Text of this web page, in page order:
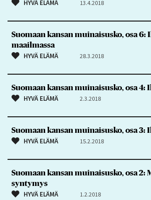
HYVÄ ELÄMÄ 13.4.2018
Suomaan kansan muinaisusko, osa 6:
maailmassa
HYVÄ ELÄMÄ 28.3.2018
Suomaan kansan muinaisusko, osa 4:
HYVÄ ELÄMÄ 2.3.2018
Suomaan kansan muinaisusko, osa 3:
HYVÄ ELÄMÄ 15.2.2018
Suomaan kansan muinaisusko, osa 2:
syntymys
HYVÄ ELÄMÄ 1.2.2018